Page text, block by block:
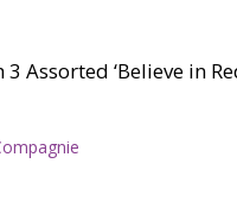
Assorted ‘Believe in